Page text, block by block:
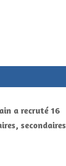
a recruté 16
secondaires